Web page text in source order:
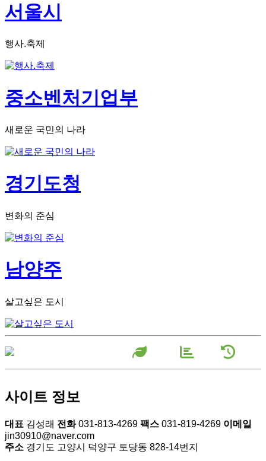
서울시
행사.축제
중소벤처기업부
새로운 국민의 나라
경기도청
변화의 준심
남양주
살고싶은 도시
혁
사이트 정보
대표 김성래 전화031-813-4269 팩스 031-819-4269 이메일
jin30910@naver.com
주소 경기도 고양시 덕양구 토당동 828-14번지